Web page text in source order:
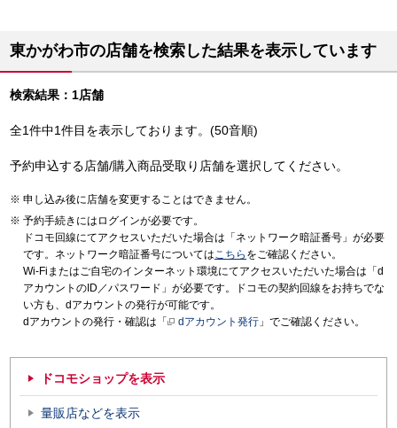
東かがわ市の店舗を検索した結果を表示しています
検索結果：1店舗
全1件中1件目を表示しております。(50音順)
予約申込する店舗/購入商品受取り店舗を選択してください。
申し込み後に店舗を変更することはできません。
予約手続きにはログインが必要です。
ドコモ回線にてアクセスいただいた場合は「ネットワーク暗証番号」が必要
です。ネットワーク暗証番号についてはこちら をご確認ください。
Wi-Fiまたはご自宅のインターネット環境にてアクセスいただいた場合は「d
アカウントのID／パスワード」が必要です。ドコモの契約回線をお持ちでな
い方も、dアカウントの発行が可能です。
dアカウントの発行・確認は「
dアカウント発行 」でご確認ください。
ドコモショップを表示
量販店などを表示